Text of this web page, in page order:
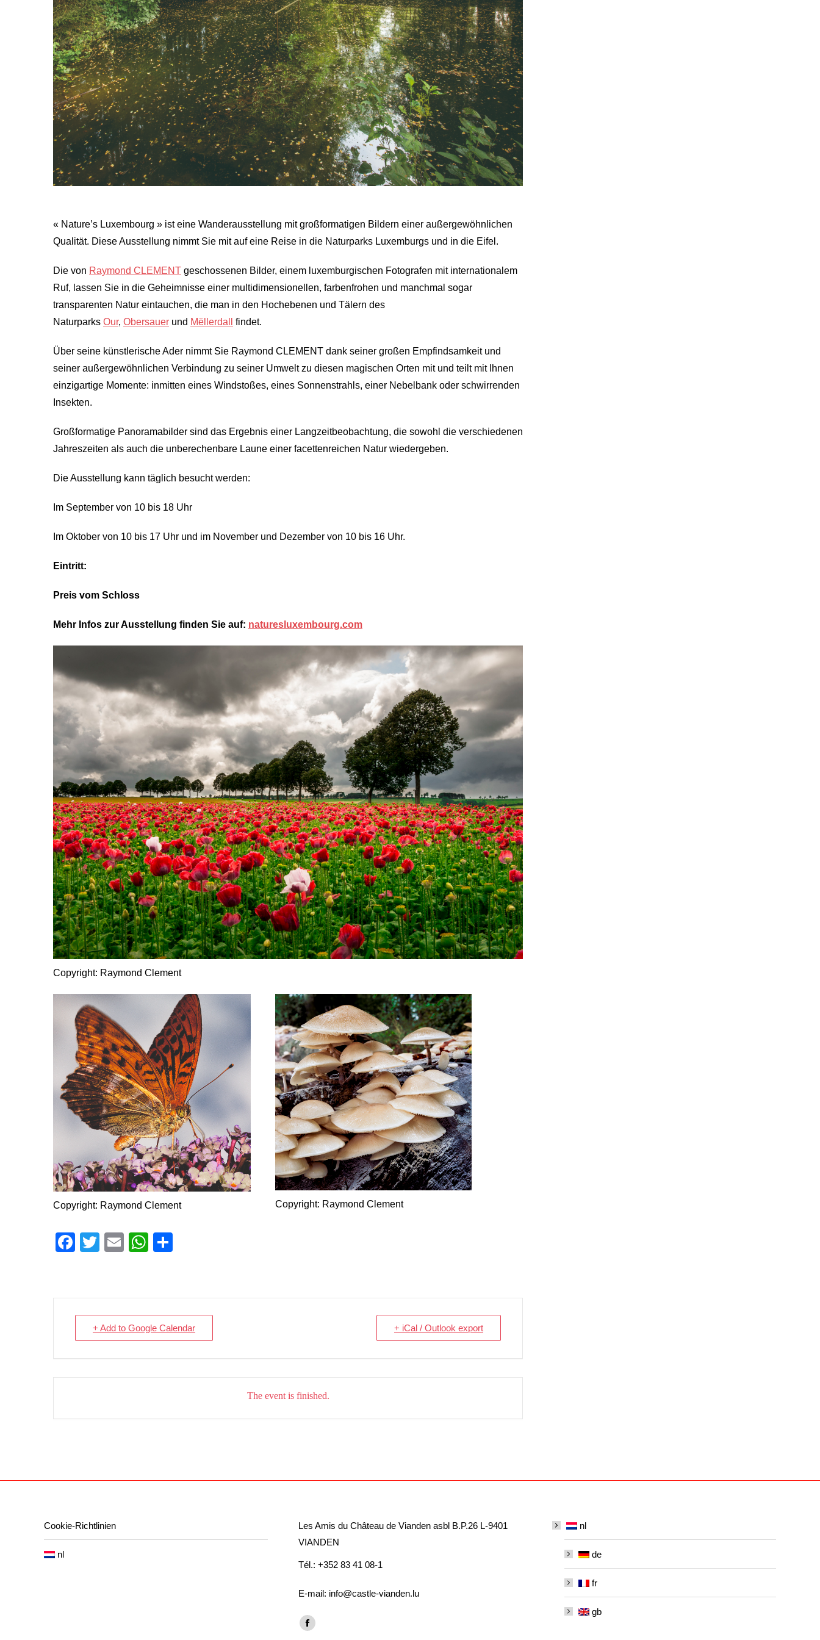
« Nature’s Luxembourg » ist eine Wanderausstellung mit großformatigen Bildern einer außergewöhnlichen
Qualität. Diese Ausstellung nimmt Sie mit auf eine Reise in die Naturparks Luxemburgs und in die Eifel.
Die von Raymond CLEMENT geschossenen Bilder, einem luxemburgischen Fotografen mit internationalem
Ruf, lassen Sie in die Geheimnisse einer multidimensionellen, farbenfrohen und manchmal sogar
transparenten Natur eintauchen, die man in den Hochebenen und Tälern des
Naturparks Our, Obersauer und Mëllerdall findet.
Über seine künstlerische Ader nimmt Sie Raymond CLEMENT dank seiner großen Empfindsamkeit und
seiner außergewöhnlichen Verbindung zu seiner Umwelt zu diesen magischen Orten mit und teilt mit Ihnen
einzigartige Momente: inmitten eines Windstoßes, eines Sonnenstrahls, einer Nebelbank oder schwirrenden
Insekten.
Großformatige Panoramabilder sind das Ergebnis einer Langzeitbeobachtung, die sowohl die verschiedenen
Jahreszeiten als auch die unberechenbare Laune einer facettenreichen Natur wiedergeben.
Die Ausstellung kann täglich besucht werden:
Im September von 10 bis 18 Uhr
Im Oktober von 10 bis 17 Uhr und im November und Dezember von 10 bis 16 Uhr.
Eintritt:
Preis vom Schloss
Mehr Infos zur Ausstellung finden Sie auf: naturesluxembourg.com
Copyright: Raymond Clement
Copyright: Raymond Clement Copyright: Raymond Clement
Facebook
TwitterEmailWhatsApp
+ Add to Google Calendar + iCal / Outlook export
The event is finished.
Cookie-Richtlinien
nl
Les Amis du Château de Vianden asbl B.P.26 L-9401
VIANDEN
Tél.: +352 83 41 08-1
E-mail: info@castle-vianden.lu
Vind ons op:
Facebook
nl
de
fr
gb